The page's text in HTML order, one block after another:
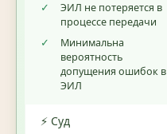
✓
ЭИЛ не потеряется в
процессе передачи
✓
Минимальна
вероятность
допущения ошибок в
ЭИЛ
⚡ Суд